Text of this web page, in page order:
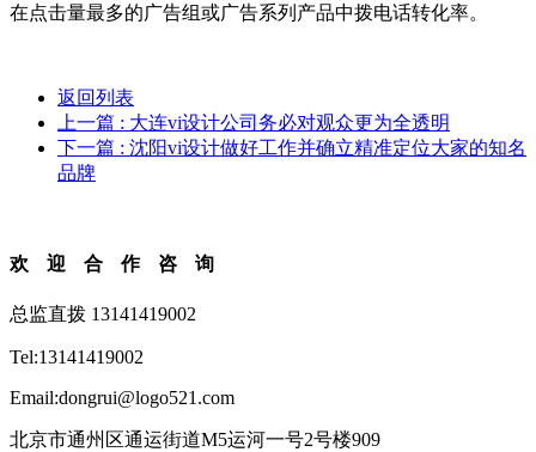
在点击量最多的广告组或广告系列产品中拨电话转化率。
返回列表
上一篇 : 大连vi设计公司务必对观众更为全透明
下一篇 : 沈阳vi设计做好工作并确立精准定位大家的知名
品牌
欢迎合作咨询
总监直拨 13141419002
Tel:13141419002
Email:dongrui@logo521.com
北京市通州区通运街道M5运河一号2号楼909